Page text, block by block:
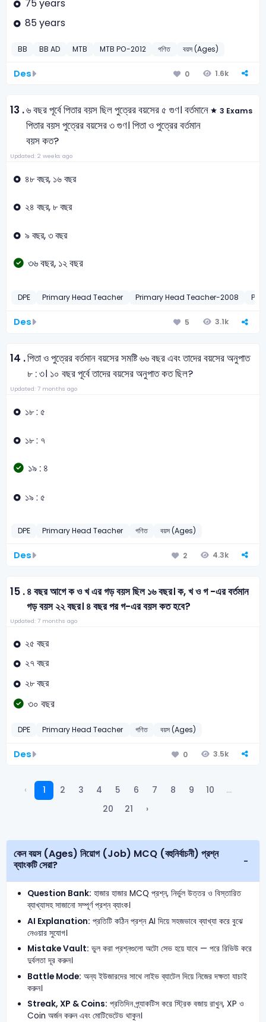
75 years
85 years
BB BB AD MTB MTB PO-2012 গণিত বয়স (Ages)
Des 0 1.6k
13 .৬ বছর পূর্বে পিতার বয়স ছিল পুত্রের বয়সের ৫ গুণ। বর্তমানে
পিতার বয়স পুত্রের বয়সের ৩ গুণ। পিতা ও পুত্রের বর্তমান
বয়স কত?
3 Exams
Updated: 2 weeks ago
৪৮ বছর, ১৬ বছর
২৪ বছর, ৮ বছর
৯ বছর, ৩ বছর
৩৬ বছর, ১২ বছর
DPE Primary Head Teacher Primary Head Teacher-2008
Des 5 3.1k
14 .পিতা ও পুত্রের বর্তমান বয়সের সমষ্টি ৬৬ বছর এবং তাদের বয়সের অনুপাত
৮ : ৩। ১০ বছর পূর্বে তাদের বয়সের অনুপাত কত ছিল?
Updated: 7 months ago
১৮ : ৫
১৮ : ৭
১৯ : ৪
১৯ : ৫
DPE Primary Head Teacher গণিত বয়স (Ages)
Des 2 4.3k
15 .৪ বছর আগে ক ও খ এর গড় বয়স ছিল ১৬ বছর। ক, খ ও গ -এর বর্তমান
গড় বয়স ২২ বছর। ৪ বছর পর গ-এর বয়স কত হবে?
Updated: 7 months ago
২৫ বছর
২৭ বছর
২৮ বছর
৩০ বছর
DPE Primary Head Teacher গণিত বয়স (Ages)
Des 0 3.5k
‹ 1 2 3 4 5 6 7 8 9 10
...
20
21 ›
কেন বয়স (Ages) নিয়োগ (Job) MCQ (বহুনির্বাচনী) প্রশ্ন
ব্যাংকটি সেরা?
Question Bank: হাজার হাজার MCQ প্রশ্ন, নির্ভুল উত্তর ও বিস্তারিত
ব্যাখ্যাসহ সাজানো সম্পূর্ণ প্রশ্ন ব্যাংক।
AI Explanation: প্রতিটি কঠিন প্রশ্ন AI দিয়ে সহজভাবে ব্যাখ্যা করে বুঝে
নেওয়ার সুযোগ।
Mistake Vault: ভুল করা প্রশ্নগুলো অটো সেভ হয়ে যাবে — পরে রিভিউ করে
দুর্বলতা দূর করুন।
Battle Mode: অন্য ইউজারদের সাথে লাইভ ব্যাটেল দিয়ে নিজের দক্ষতা যাচাই
করুন।
Streak, XP & Coins: প্রতিদিন প্র্যাকটিস করে স্ট্রিক বজায় রাখুন, XP ও
Coin অর্জন করুন এবং মোটিভেটেড থাকুন।